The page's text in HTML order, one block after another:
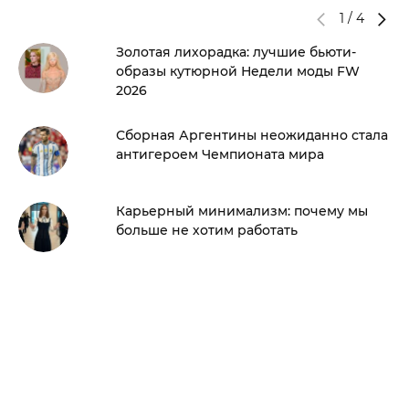
1 / 4
Золотая лихорадка: лучшие бьюти-
образы кутюрной Недели моды FW
2026
Сборная Аргентины неожиданно стала
антигероем Чемпионата мира
Карьерный минимализм: почему мы
больше не хотим работать